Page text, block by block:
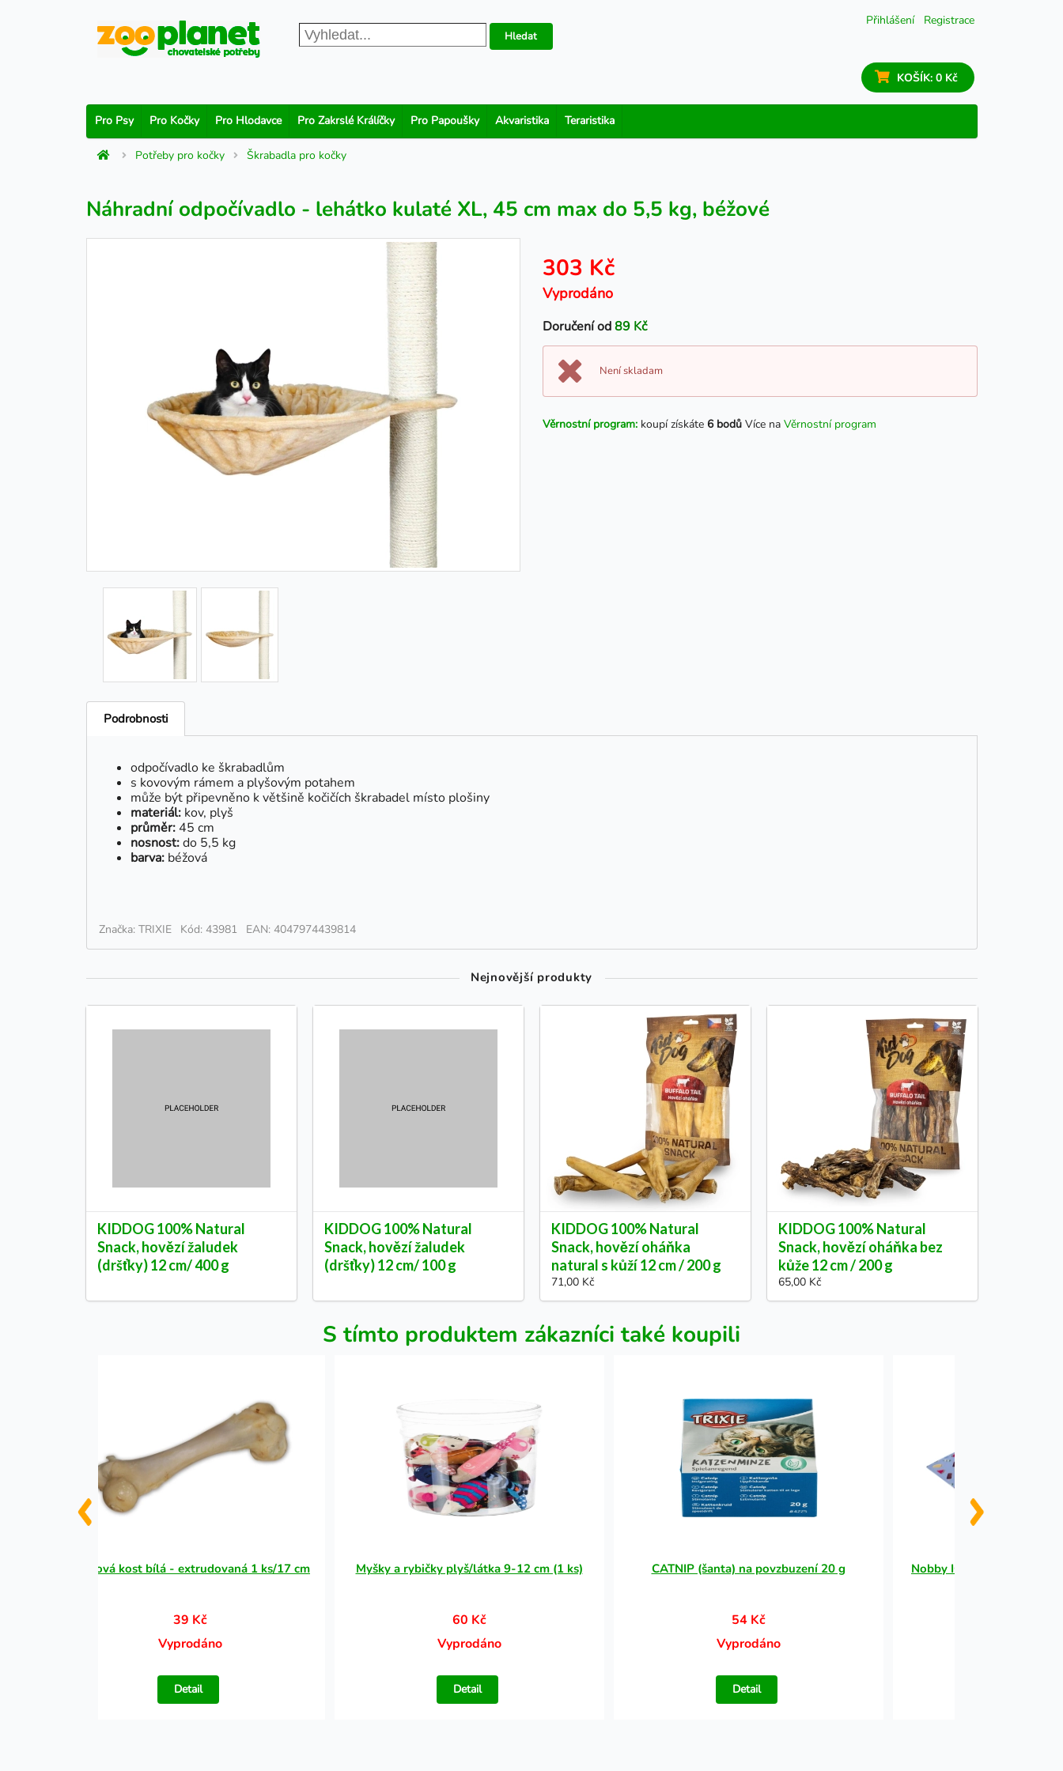
Přihlášení Registrace
Hledat
KOŠÍK: 0 Kč
Pro Psy Pro Kočky Pro Hlodavce Pro Zakrslé Králíčky Pro Papoušky Akvaristika Teraristika
Potřeby pro kočky Škrabadla pro kočky
Náhradní odpočívadlo - lehátko kulaté XL, 45 cm max do 5,5 kg, béžové
303 Kč
Vyprodáno
Doručení od89 Kč
Není skladam
Věrnostní program: koupí získáte 6 bodů Více na Věrnostní program
Podrobnosti
odpočívadlo ke škrabadlům
s kovovým rámem a plyšovým potahem
může být připevněno k většině kočičích škrabadel místo plošiny
materiál:kov, plyš
průměr:45 cm
nosnost:do 5,5 kg
barva:béžová
Značka: TRIXIE Kód: 43981 EAN: 4047974439814
Nejnovější produkty
KIDDOG 100% Natural
Snack, hovězí žaludek
(dršťky) 12 cm/ 400 g
KIDDOG 100% Natural
Snack, hovězí žaludek
(dršťky) 12 cm/ 100 g
KIDDOG 100% Natural
Snack, hovězí oháňka
natural s kůží 12 cm / 200 g
71,00 Kč
KIDDOG 100% Natural
Snack, hovězí oháňka bez
kůže 12 cm / 200 g
65,00 Kč
S tímto produktem zákazníci také koupili
Vepřová kost bílá - extrudovaná 1 ks/17 cm
39 Kč
Vyprodáno
Detail
Myšky a rybičky plyš/látka 9-12 cm (1 ks)
60 Kč
Vyprodáno
Detail
CATNIP (šanta) na povzbuzení 20 g
54 Kč
Vyprodáno
Detail
Nobby ICE chladící